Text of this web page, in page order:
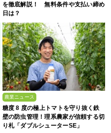
を徹底解説！ 無料条件や支払い締め
日は？
農業ニュース
糖度 8 度の極上トマトを守り抜く鉄
壁の防虫管理！理系農家が信頼する切
り札「ダブルシューターSE」